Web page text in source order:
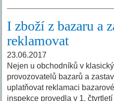
I zboží z bazaru a
reklamovat
23.06.2017
Nejen u obchodníků v
provozovatelů bazarů a
uplatňovat reklamaci
inspekce provedla v 1.